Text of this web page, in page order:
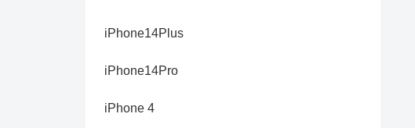
iPhone14Plus
iPhone14Pro
iPhone 4